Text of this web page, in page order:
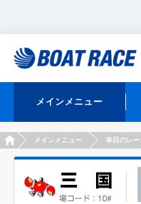
メインメニュー
HOMEメインメニュー 本日のレー